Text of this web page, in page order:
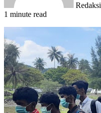
Redaksi
1 minute read